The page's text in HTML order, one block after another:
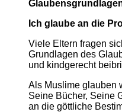
Ich glaube an die
Viele Eltern fragen
Grundlagen des
und kindgerecht
Als Muslime glauben
Seine Bücher, Seine
an die göttliche